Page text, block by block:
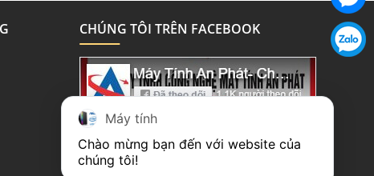
CHÚNG TÔI TRÊN FACEBOOK
Chat
Máy tính
Chào mừng bạn đến với website của
chúng tôi!